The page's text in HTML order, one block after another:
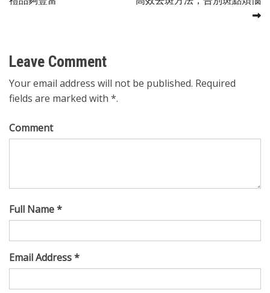
navigation
Leave Comment
Your email address will not be published. Required
fields are marked with *.
Comment
Full Name *
Email Address *